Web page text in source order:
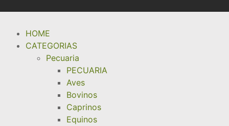
HOME
CATEGORIAS
Pecuaria
PECUARIA
Aves
Bovinos
Caprinos
Equinos